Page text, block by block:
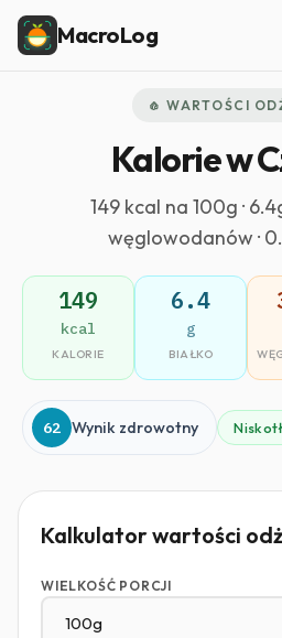
MacroLog
🧄 WARTOŚCI
Kalorie w
149 kcal na 100g ·
węglowodanów ·
149
kcal
KALORIE
6.4
g
BIAŁKO
62 Wynik zdrowotny
Kalkulator wartości
WIELKOŚĆ PORCJI